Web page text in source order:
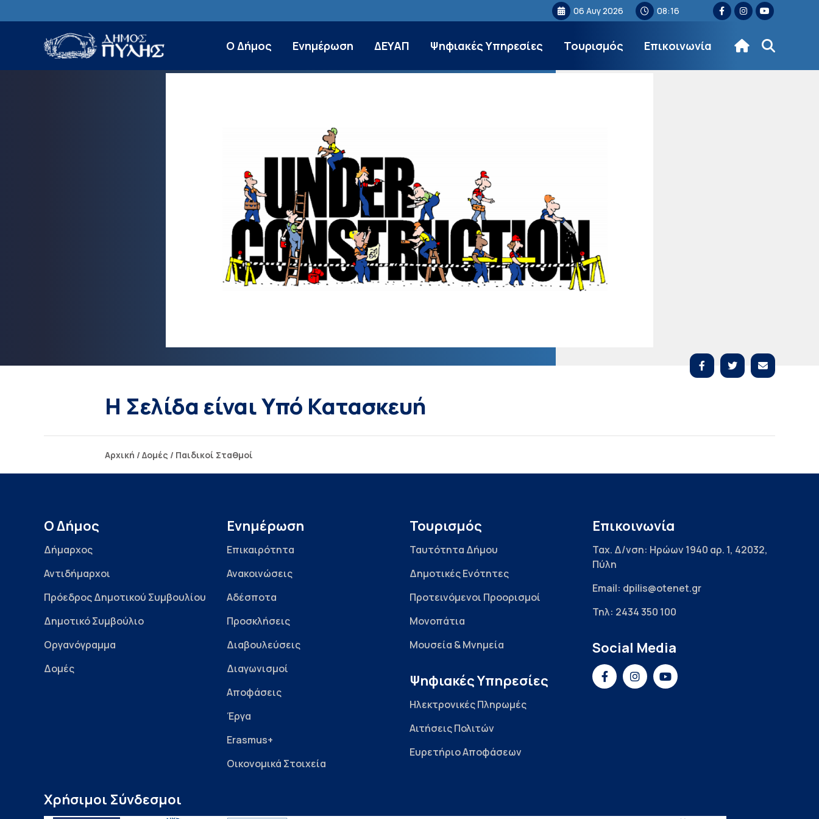
06 Αυγ 2026 08:16
Ο Δήμος Ενημέρωση ΔΕΥΑΠ Ψηφιακές Υπηρεσίες Τουρισμός Επικοινωνία
Η Σελίδα είναι Υπό Κατασκευή
Αρχική / Δομές / Παιδικοί Σταθμοί
Ο Δήμος
Δήμαρχος
Αντιδήμαρχοι
Πρόεδρος Δημοτικού Συμβουλίου
Δημοτικό Συμβούλιο
Οργανόγραμμα
Δομές
Ενημέρωση
Επικαιρότητα
Ανακοινώσεις
Αδέσποτα
Προσκλήσεις
Διαβουλεύσεις
Διαγωνισμοί
Αποφάσεις
Έργα
Erasmus+
Οικονομικά Στοιχεία
Τουρισμός
Ταυτότητα Δήμου
Δημοτικές Ενότητες
Προτεινόμενοι Προορισμοί
Μονοπάτια
Μουσεία & Μνημεία
Ψηφιακές Υπηρεσίες
Ηλεκτρονικές Πληρωμές
Αιτήσεις Πολιτών
Ευρετήριο Αποφάσεων
Επικοινωνία
Ταχ. Δ/νση: Ηρώων 1940 αρ. 1, 42032,
Πύλη
Email: dpilis@otenet.gr
Τηλ: 2434 350 100
Social Media
Χρήσιμοι Σύνδεσμοι